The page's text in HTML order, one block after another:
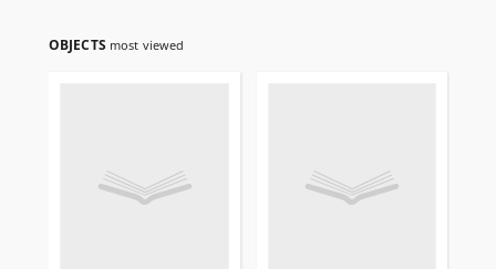
OBJECTS most viewed